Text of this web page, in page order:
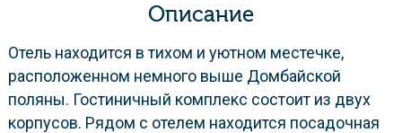
Описание
Отель находится в тихом и уютном местечке,
расположенном немного выше Домбайской
поляны. Гостиничный комплекс состоит из двух
корпусов. Рядом с отелем находится посадочная